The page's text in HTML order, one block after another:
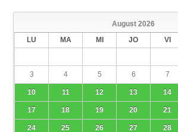
August 2026
LU
MA MI JO VI
3 4 5 6 7
10 11 12 13 14
17 18 19 20 21
24 25 26 27 28